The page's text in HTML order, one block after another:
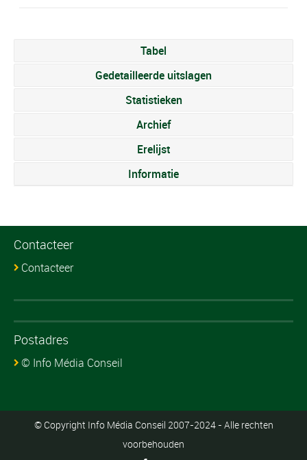
Tabel
Gedetailleerde uitslagen
Statistieken
Archief
Erelijst
Informatie
Contacteer
Contacteer
Postadres
© Info Média Conseil
© Copyright Info Média Conseil 2007-2024 - Alle rechten
voorbehouden